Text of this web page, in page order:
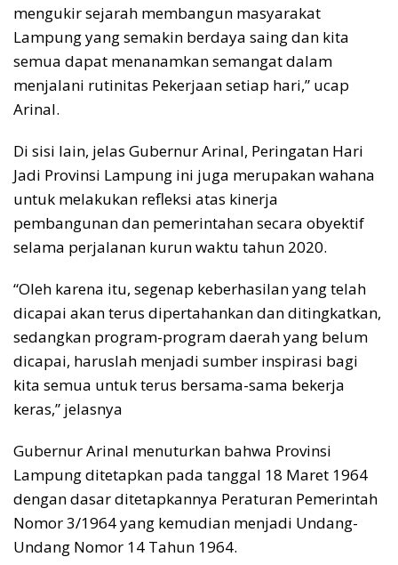
mengukir sejarah membangun masyarakat
Lampung yang semakin berdaya saing dan kita
semua dapat menanamkan semangat dalam
menjalani rutinitas Pekerjaan setiap hari,” ucap
Arinal.
Di sisi lain, jelas Gubernur Arinal, Peringatan Hari
Jadi Provinsi Lampung ini juga merupakan wahana
untuk melakukan refleksi atas kinerja
pembangunan dan pemerintahan secara obyektif
selama perjalanan kurun waktu tahun 2020.
“Oleh karena itu, segenap keberhasilan yang telah
dicapai akan terus dipertahankan dan ditingkatkan,
sedangkan program-program daerah yang belum
dicapai, haruslah menjadi sumber inspirasi bagi
kita semua untuk terus bersama-sama bekerja
keras,” jelasnya
Gubernur Arinal menuturkan bahwa Provinsi
Lampung ditetapkan pada tanggal 18 Maret 1964
dengan dasar ditetapkannya Peraturan Pemerintah
Nomor 3/1964 yang kemudian menjadi Undang-
Undang Nomor 14 Tahun 1964.